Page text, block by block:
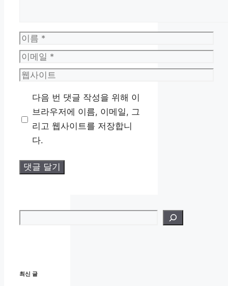
이
름
이
메
웹
트
다음 번 댓글 작성을 위해 이
브라우저에 이름, 이메일, 그
리고 웹사이트를 저장합니
다.
최신 글